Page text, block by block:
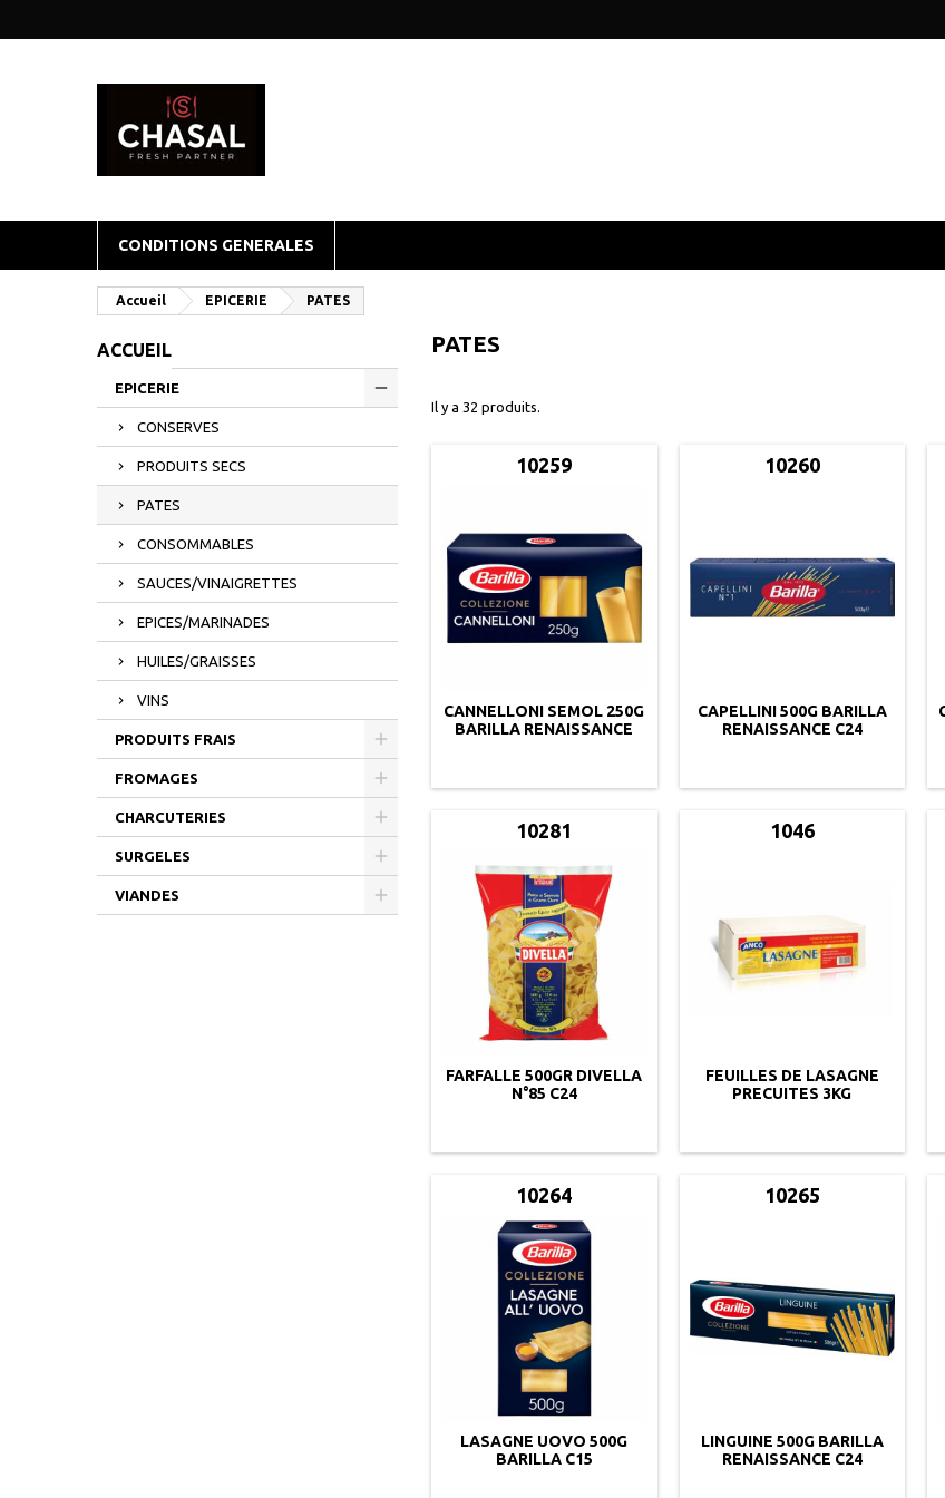
CONDITIONS GENERALES
Accueil EPICERIE PATES
ACCUEIL
EPICERIE
CONSERVES
PRODUITS SECS
PATES
CONSOMMABLES
SAUCES/VINAIGRETTES
EPICES/MARINADES
HUILES/GRAISSES
VINS
PRODUITS FRAIS
FROMAGES
CHARCUTERIES
SURGELES
VIANDES
PATES
Il y a 32 produits.
10259
CANNELLONI SEMOL 250G
BARILLA RENAISSANCE
10260
CAPELLINI 500G BARILLA
RENAISSANCE C24
10281
FARFALLE 500GR DIVELLA
N°85 C24
1046
FEUILLES DE LASAGNE
PRECUITES 3KG
10264
LASAGNE UOVO 500G
BARILLA C15
10265
LINGUINE 500G BARILLA
RENAISSANCE C24